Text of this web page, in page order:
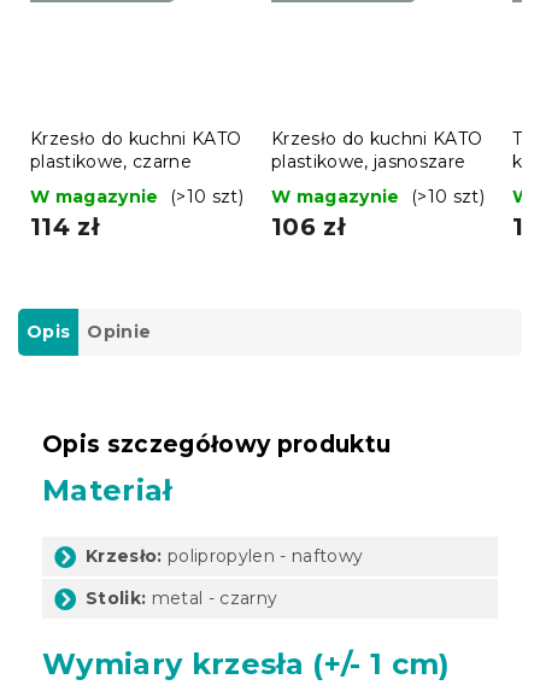
Krzesło do kuchni KATO
plastikowe, czarne
W magazynie
(>10 szt)
114 zł
Krzesło do kuchni KATO
plastikowe, jasnoszare
W magazynie
(>10 szt)
106 zł
W
Opis Opinie
Opis szczegółowy produktu
Materiał
Krzesło: polipropylen - naftowy
Stolik: metal - czarny
Wymiary krzesła (+/- 1 cm)